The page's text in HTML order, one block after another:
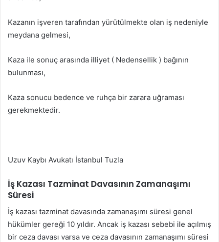
Kazanın işveren tarafından yürütülmekte olan iş nedeniyle
meydana gelmesi,
Kaza ile sonuç arasında illiyet ( Nedensellik ) bağının
bulunması,
Kaza sonucu bedence ve ruhça bir zarara uğraması
gerekmektedir.
Uzuv Kaybı Avukatı İstanbul Tuzla
İş Kazası Tazminat Davasının Zamanaşımı
Süresi
İş kazası tazminat davasında zamanaşımı süresi genel
hükümler gereği 10 yıldır. Ancak iş kazası sebebi ile açılmış
bir ceza davası varsa ve ceza davasının zamanaşımı süresi